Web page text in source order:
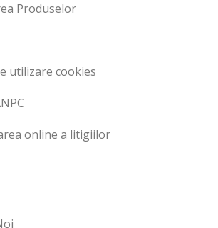
Produselor
utilizare cookies
online a litigiilor